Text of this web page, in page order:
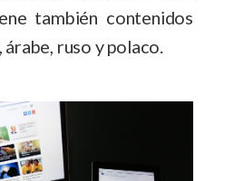
también contenidos
ruso y polaco.